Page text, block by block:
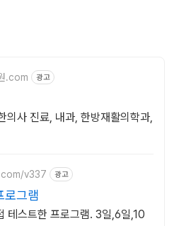
.com 광고
의사 진료, 내과, 한방재활의학과,
v337 광고
로그램
테스트한 프로그램. 3일,6일,10